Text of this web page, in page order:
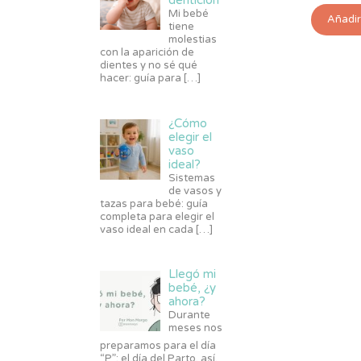
Mi bebé
tiene
molestias
con la aparición de
dientes y no sé qué
hacer: guía para […]
¿Cómo
elegir el
vaso
ideal?
Sistemas
de vasos y
tazas para bebé: guía
completa para elegir el
vaso ideal en cada […]
Llegó mi
bebé, ¿y
ahora?
Durante
meses nos
preparamos para el día
“P”: el día del Parto, así,